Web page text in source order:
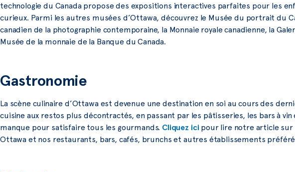
technologie du Canada propose des expositions interactives parfaites pour les
curieux. Parmi les autres musées d’Ottawa, découvrez le Musée du portrait du
canadien de la photographie contemporaine, la Monnaie royale canadienne, la
Musée de la monnaie de la Banque du Canada.
Gastronomie
La scène culinaire d’Ottawa est devenue une destination en soi au cours des
cuisine aux restos plus décontractés, en passant par les pâtisseries, les bars à vin
manque pour satisfaire tous les gourmands. Cliquez ici pour lire notre article sur
Ottawa et nos restaurants, bars, cafés, brunchs et autres établissements